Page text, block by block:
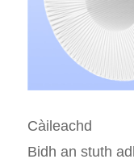
Càileachd
Bidh an stuth